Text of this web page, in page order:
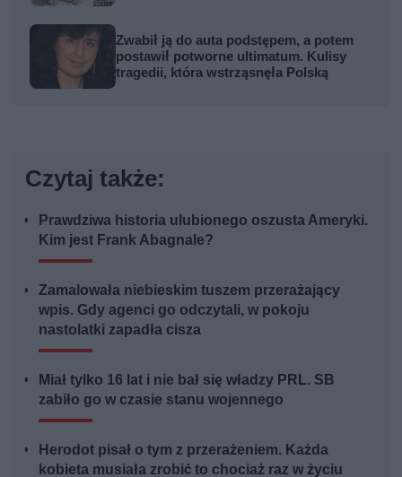
Zwabił ją do auta podstępem, a potem
postawił potworne ultimatum. Kulisy
tragedii, która wstrząsnęła Polską
Czytaj także:
Prawdziwa historia ulubionego oszusta Ameryki.
Kim jest Frank Abagnale?
Zamalowała niebieskim tuszem przerażający
wpis. Gdy agenci go odczytali, w pokoju
nastolatki zapadła cisza
Miał tylko 16 lat i nie bał się władzy PRL. SB
zabiło go w czasie stanu wojennego
Herodot pisał o tym z przerażeniem. Każda
kobieta musiała zrobić to chociaż raz w życiu